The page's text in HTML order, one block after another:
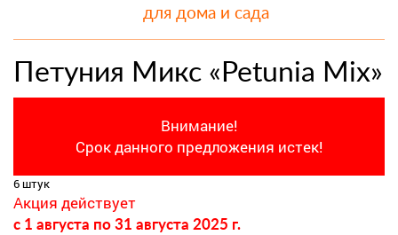
для дома и сада
Петуния Микс «Petunia Mix»
Внимание!
Срок данного предложения истек!
6 штук
Акция действует
c 1 августа по 31 августа 2025 г.